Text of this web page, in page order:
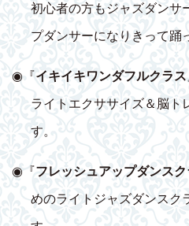
初心者の方もジャズダンサ
プダンサーになりきって踊
◉『イキイキワンダフルクラス
ライトエクササイズ＆脳ト
す。
◉『フレッシュアップダンスク
めのライトジャズダンスク